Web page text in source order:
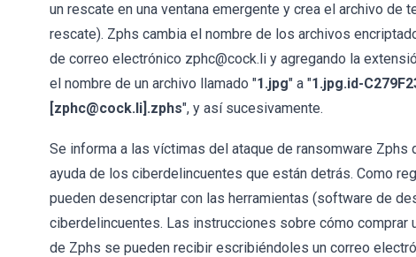
un rescate en una ventana emergente y crea el archivo de
rescate). Zphs cambia el nombre de los archivos
de correo electrónico zphc@cock.li y agregando la
el nombre de un archivo llamado "1.jpg" a "1.jpg.id-
[zphc@cock.li].zphs", y así sucesivamente.
Se informa a las víctimas del ataque de ransomware
ayuda de los ciberdelincuentes que están detrás. Como
pueden desencriptar con las herramientas (software de
ciberdelincuentes. Las instrucciones sobre cómo
de Zphs se pueden recibir escribiéndoles un correo